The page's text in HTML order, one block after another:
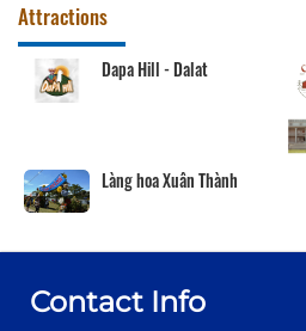
Attractions
Dapa Hill - Dalat
Làng hoa Xuân Thành
Contact Info